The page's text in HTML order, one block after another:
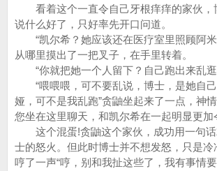
看着这个一直令自己牙根痒痒的家伙，
说什么好了，只好率先开口问道。
“凯尔希？她应该还在医疗室里照顾阿米
从哪里摸出了一把叉子，在手里转着。
“你就把她一个人留下？自己跑出来乱逛
“喂喂喂，可不要乱说，博士，是她自己
娅，可不是我乱跑”贪鼬坐起来了一点，神
您坐在这里聊天，和凯尔希在一起明显更加
这个混蛋!贪鼬这个家伙，成功用一句话
士的怒火。但此时博士并不想发怒，只是冷
哼了一声“哼，别和我扯这些了，我有事情